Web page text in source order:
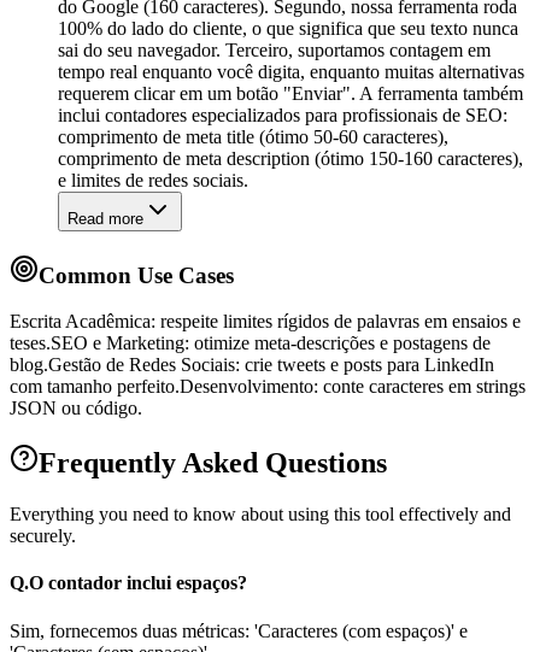
do Google (160 caracteres). Segundo, nossa ferramenta roda
100% do lado do cliente, o que significa que seu texto nunca
sai do seu navegador. Terceiro, suportamos contagem em
tempo real enquanto você digita, enquanto muitas alternativas
requerem clicar em um botão "Enviar". A ferramenta também
inclui contadores especializados para profissionais de SEO:
comprimento de meta title (ótimo 50-60 caracteres),
comprimento de meta description (ótimo 150-160 caracteres),
e limites de redes sociais.
Read more
Common Use Cases
Escrita Acadêmica: respeite limites rígidos de palavras em ensaios e
teses.SEO e Marketing: otimize meta-descrições e postagens de
blog.Gestão de Redes Sociais: crie tweets e posts para LinkedIn
com tamanho perfeito.Desenvolvimento: conte caracteres em strings
JSON ou código.
Frequently Asked Questions
Everything you need to know about using this tool effectively and
securely.
Q.O contador inclui espaços?
Sim, fornecemos duas métricas: 'Caracteres (com espaços)' e